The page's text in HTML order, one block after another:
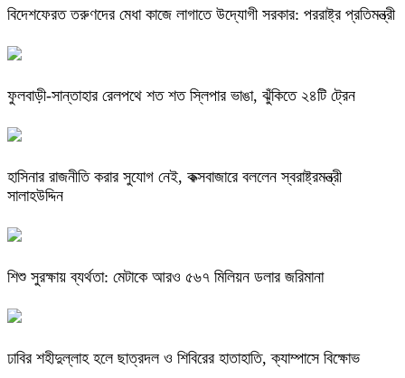
বিদেশফেরত তরুণদের মেধা কাজে লাগাতে উদ্যোগী সরকার: পররাষ্ট্র প্রতিমন্ত্রী
ফুলবাড়ী-সান্তাহার রেলপথে শত শত স্লিপার ভাঙা, ঝুঁকিতে ২৪টি ট্রেন
হাসিনার রাজনীতি করার সুযোগ নেই, কক্সবাজারে বললেন স্বরাষ্ট্রমন্ত্রী
সালাহউদ্দিন
শিশু সুরক্ষায় ব্যর্থতা: মেটাকে আরও ৫৬৭ মিলিয়ন ডলার জরিমানা
ঢাবির শহীদুল্লাহ হলে ছাত্রদল ও শিবিরের হাতাহাতি, ক্যাম্পাসে বিক্ষোভ